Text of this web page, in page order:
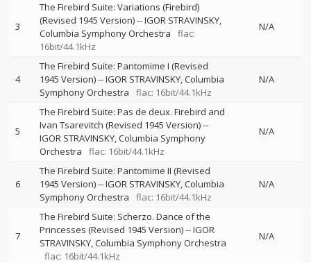
3
The Firebird Suite: Variations (Firebird)
(Revised 1945 Version)--IGOR STRAVINSKY
Columbia Symphony Orchestra
flac:
16bit/44.1kHz
N/A
4
The Firebird Suite: Pantomime I (Revised
1945 Version)--IGOR STRAVINSKY Columbia
Symphony Orchestra
flac: 16bit/44.1kHz
N/A
5
The Firebird Suite: Pas de deux. Firebird and
Ivan Tsarevitch (Revised 1945 Version)--
IGOR STRAVINSKY Columbia Symphony
Orchestra
flac: 16bit/44.1kHz
N/A
6
The Firebird Suite: Pantomime II (Revised
1945 Version)--IGOR STRAVINSKY Columbia
Symphony Orchestra
flac: 16bit/44.1kHz
N/A
7
The Firebird Suite: Scherzo. Dance of the
Princesses (Revised 1945 Version)--IGOR
STRAVINSKY Columbia Symphony Orchestra
flac: 16bit/44.1kHz
N/A